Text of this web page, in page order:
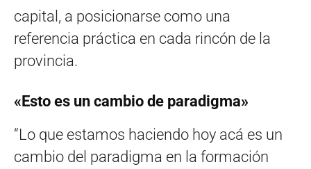
capital, a posicionarse como una
referencia práctica en cada rincón de la
provincia.
«Esto es un cambio de paradigma»
“Lo que estamos haciendo hoy acá es un
cambio del paradigma en la formación